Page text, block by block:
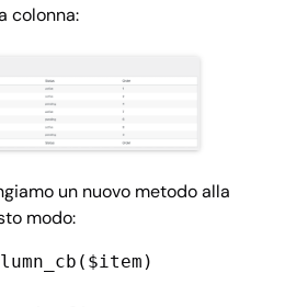
colonna:
un nuovo metodo alla
modo: